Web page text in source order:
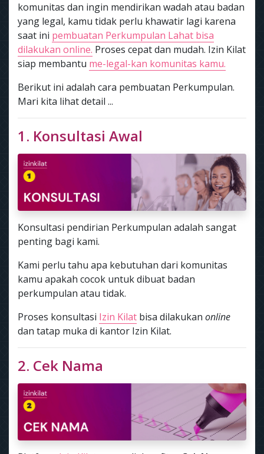
komunitas dan ingin mendirikan wadah atau badan
yang legal, kamu tidak perlu khawatir lagi karena
saat ini pembuatan Perkumpulan Lahat bisa
dilakukan online. Proses cepat dan mudah. Izin Kilat
siap membantu me-legal-kan komunitas kamu.
Berikut ini adalah cara pembuatan Perkumpulan.
Mari kita lihat detail ...
1. Konsultasi Awal
Konsultasi pendirian Perkumpulan adalah sangat
penting bagi kami.
Kami perlu tahu apa kebutuhan dari komunitas
kamu apakah cocok untuk dibuat badan
perkumpulan atau tidak.
Proses konsultasi Izin Kilat bisa dilakukan online
dan tatap muka di kantor Izin Kilat.
2. Cek Nama